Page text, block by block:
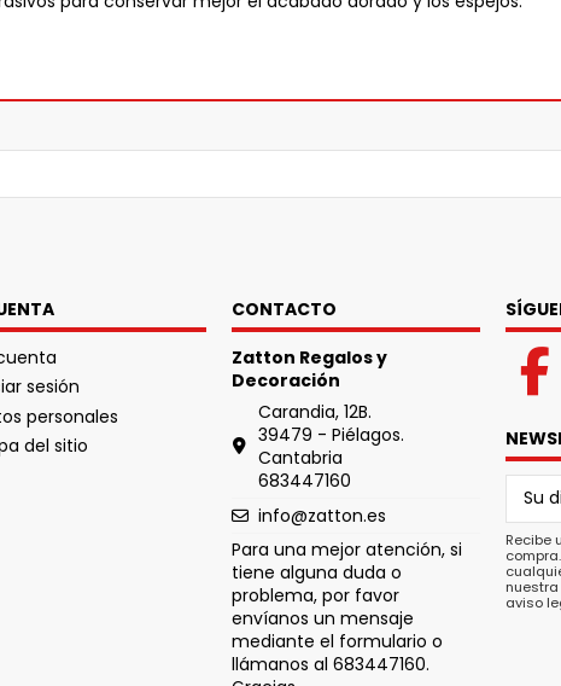
sesión
personales
del sitio
CONTACTO
Zatton Regalos y
Decoración
Carandia, 12B.
39479 - Piélagos.
Cantabria
683447160
info@zatton.es
Para una mejor atención, si
tiene alguna duda o
problema, por favor
envíanos un mensaje
mediante el formulario o
llámanos al 683447160.
Recibe
aviso